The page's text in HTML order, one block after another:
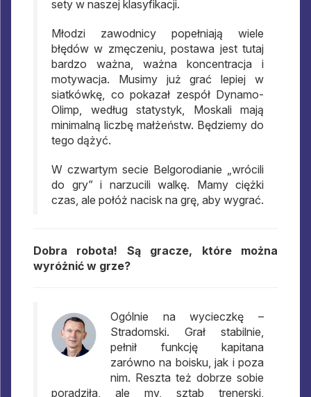
sety w naszej klasyfikacji.
Młodzi zawodnicy popełniają wiele
błędów w zmęczeniu, postawa jest tutaj
bardzo ważna, ważna koncentracja i
motywacja. Musimy już grać lepiej w
siatkówkę, co pokazał zespół Dynamo-
Olimp, według statystyk, Moskali mają
minimalną liczbę małżeństw. Będziemy do
tego dążyć.
W czwartym secie Belgorodianie „wrócili
do gry” i narzucili walkę. Mamy ciężki
czas, ale połóż nacisk na grę, aby wygrać.
Dobra robota! Są gracze, które można
wyróżnić w grze?
Ogólnie na wycieczkę –
Stradomski. Grał stabilnie,
pełnił funkcję kapitana
zarówno na boisku, jak i poza
nim. Reszta też dobrze sobie
poradziła, ale my, sztab trenerski,